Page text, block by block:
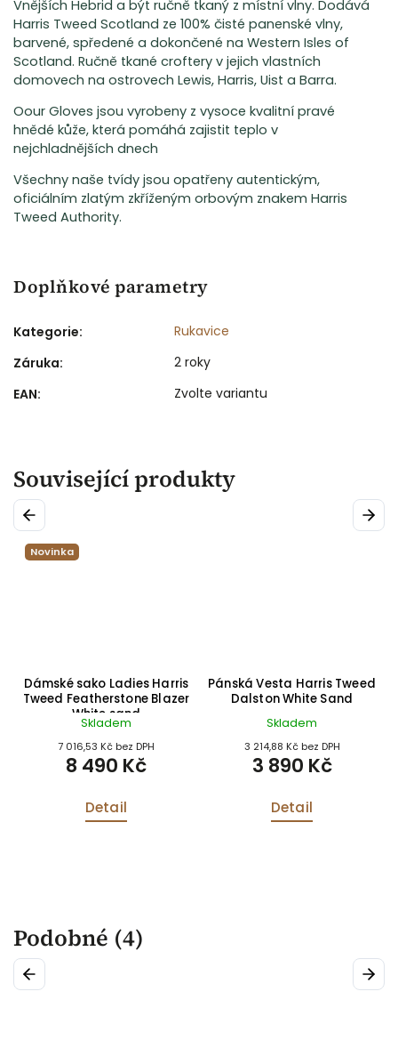
Vnějších Hebrid a být ručně tkaný z místní vlny. Dodává
Harris Tweed Scotland ze 100% čisté panenské vlny,
barvené, spředené a dokončené na Western Isles of
Scotland. Ručně tkané croftery v jejich vlastních
domovech na ostrovech Lewis, Harris, Uist a Barra.
Oour Gloves jsou vyrobeny z vysoce kvalitní pravé
hnědé kůže, která pomáhá zajistit teplo v
nejchladnějších dnech
Všechny naše tvídy jsou opatřeny autentickým,
oficiálním zlatým zkříženým orbovým znakem Harris
Tweed Authority.
Doplňkové parametry
Kategorie:
Rukavice
Záruka:
2 roky
EAN: Zvolte variantu
Související produkty
Previous
Novinka
Dámské sako Ladies Harris
Tweed Featherstone Blazer
White sand
Skladem
7 016,53 Kč bez DPH
8 490 Kč
Detail
Pánská Vesta Harris Tweed
Dalston White Sand
Skladem
3 214,88 Kč bez DPH
3 890 Kč
Detail
Next
Podobné (4)
Previous Next